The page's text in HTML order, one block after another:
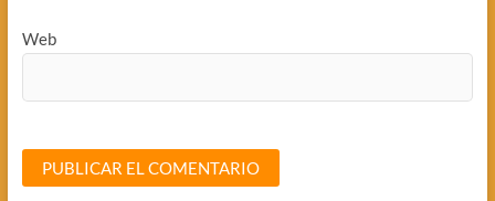
Web